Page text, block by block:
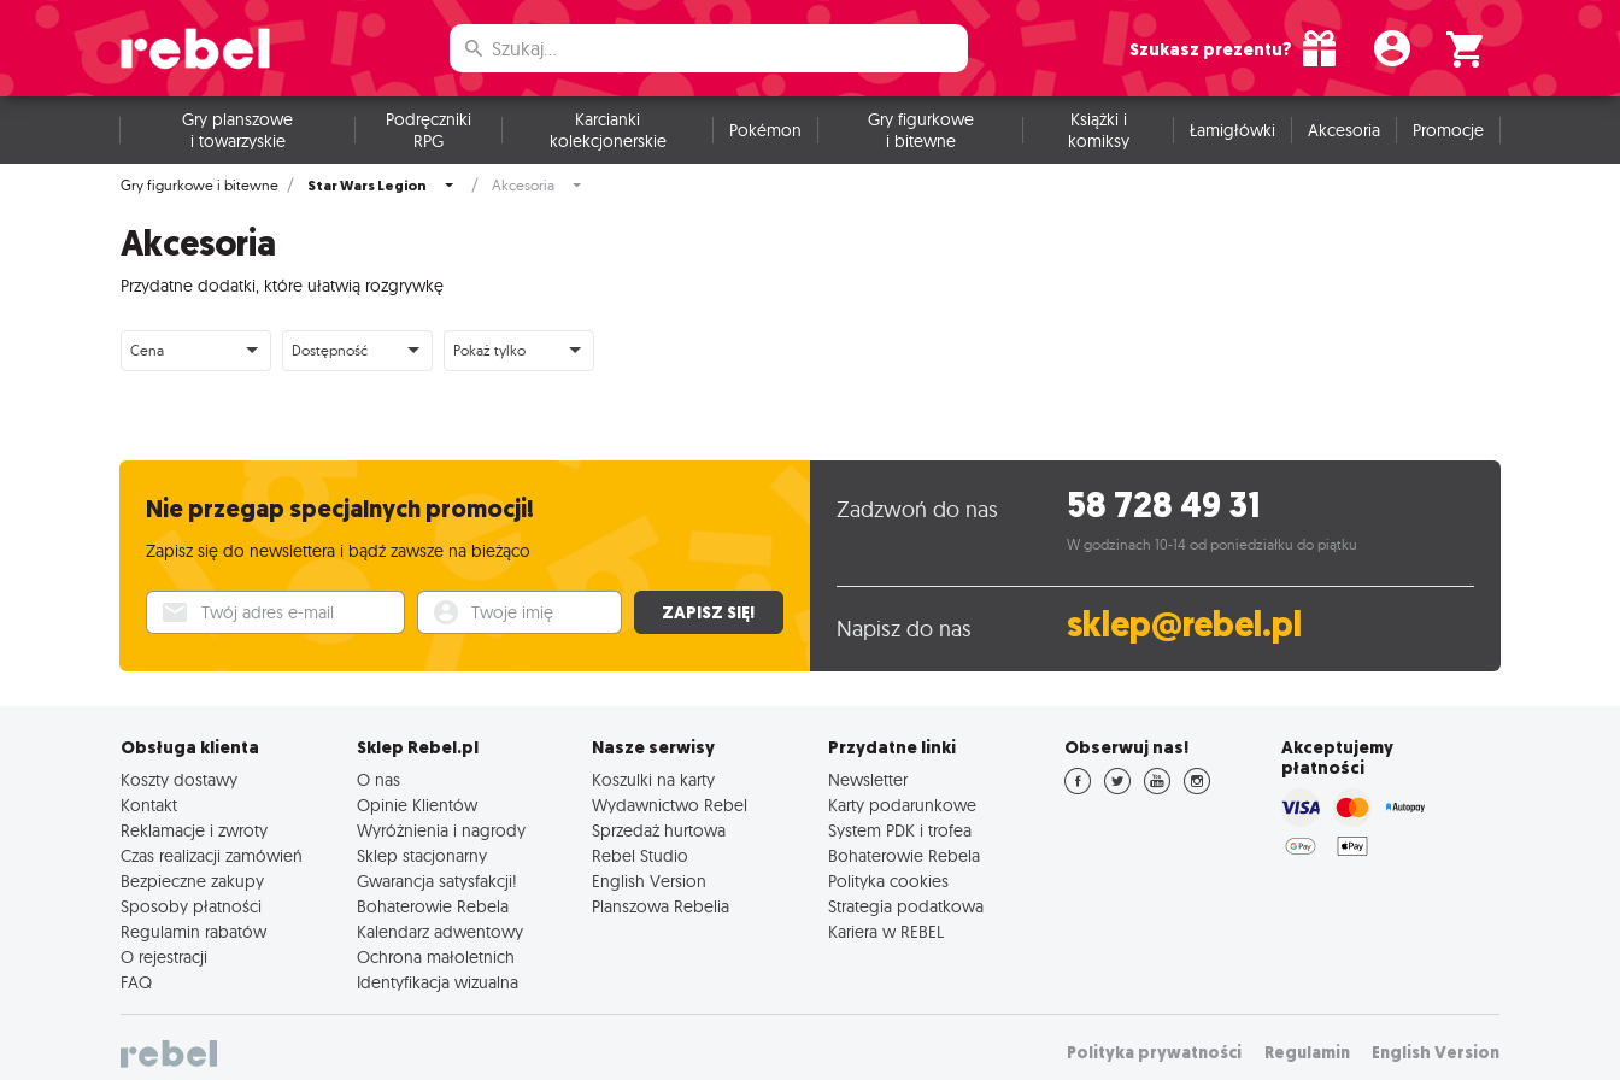
Szukasz prezentu?
Gry planszowe
i towarzyskie
Podręczniki
RPG
Karcianki
kolekcjonerskie
Pokémon
Gry figurkowe
i bitewne
Książki i
komiksy
Łamigłówki Akcesoria Promocje
Gry figurkowe i bitewne Star Wars Legion Akcesoria
Akcesoria
Przydatne dodatki, które ułatwią rozgrywkę
Cena Dostępność Pokaż tylko
Nie przegap specjalnych promocji!
Zapisz się do newslettera i bądź zawsze na bieżąco
Twój adres e-mail Twoje imię ZAPISZ SIĘ!
Zadzwoń do nas 58 728 49 31
W godzinach 10-14 od poniedziałku do piątku
Napisz do nas sklep@rebel.pl
Obsługa klienta
Koszty dostawy
Kontakt
Reklamacje i zwroty
Czas realizacji zamówień
Bezpieczne zakupy
Sposoby płatności
Regulamin rabatów
O rejestracji
FAQ
Sklep Rebel.pl
O nas
Opinie Klientów
Wyróżnienia i nagrody
Sklep stacjonarny
Gwarancja satysfakcji!
Bohaterowie Rebela
Kalendarz adwentowy
Ochrona małoletnich
Identyfikacja wizualna
Nasze serwisy
Koszulki na karty
Wydawnictwo Rebel
Sprzedaż hurtowa
Rebel Studio
English Version
Planszowa Rebelia
Przydatne linki
Newsletter
Karty podarunkowe
System PDK i trofea
Bohaterowie Rebela
Polityka cookies
Strategia podatkowa
Kariera w REBEL
Obserwuj nas!
Akceptujemy
płatności
Polityka prywatności Regulamin English Version